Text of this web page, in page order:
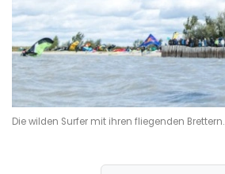
Die wilden Surfer mit ihren fliegenden Brettern.